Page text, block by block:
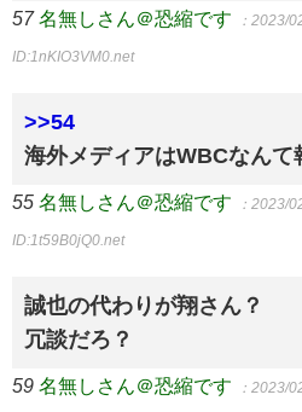
57 名無しさん＠恐縮です ：2023/
ID:1nKIO3VM0.net
>>54
海外メディアはWBCなんて
55 名無しさん＠恐縮です ：2023/
ID:1t59B0jQ0.net
誠也の代わりが翔さん？
冗談だろ？
59 名無しさん＠恐縮です ：2023/